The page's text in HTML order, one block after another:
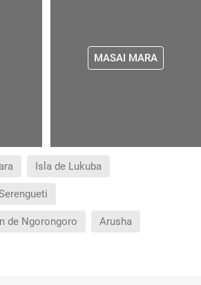
MASAI MARA
Isla de Lukuba
de Ngorongoro Arusha